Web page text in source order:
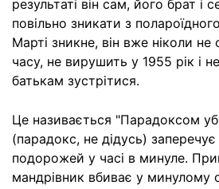
результаті він сам, його брат і
повільно зникати з
Марті зникне, він вже ніколи
часу, не вирушить у 1955 рік і
батькам зустрітися.
Це називається "Парадоксом
(парадокс, не дідусь)
подорожей у часі в минуле.
мандрівник вбиває у минулому